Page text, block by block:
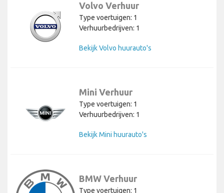
Volvo Verhuur
Type voertuigen: 1
Verhuurbedrijven: 1
Bekijk Volvo huurauto's
Mini Verhuur
Type voertuigen: 1
Verhuurbedrijven: 1
Bekijk Mini huurauto's
BMW Verhuur
Type voertuigen: 1